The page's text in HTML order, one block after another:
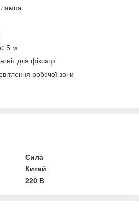
лампа
5 м
для фіксації
робочої зони
Сила
Китай
220 В